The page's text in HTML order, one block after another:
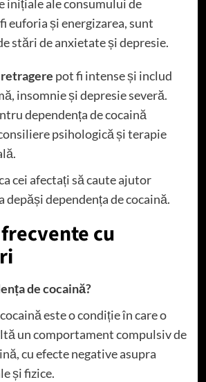
inițiale ale consumului de
euforia și energizarea, sunt
stări de anxietate și depresie.
pot fi intense și includ
insomnie și depresie severă.
dependența de cocaină
psihologică și terapie
cei afectați să caute ajutor
depăși dependența de cocaină.
cu
de cocaină?
este o condiție în care o
un comportament compulsiv de
cu efecte negative asupra
și fizice.